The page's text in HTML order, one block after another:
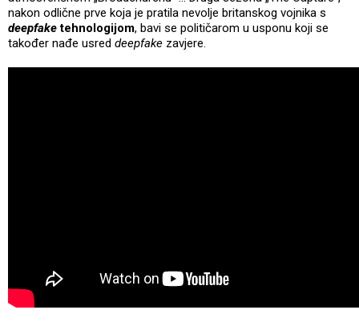
nakon odlične prve koja je pratila nevolje britanskog vojnika s
deepfaketehnologijom, bavi se političarom u usponu koji se
također nađe usred deepfake zavjere.